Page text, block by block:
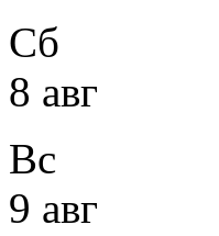
Сб
8 авг
Вс
9 авг